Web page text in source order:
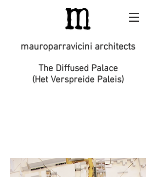
mauroparravicini architects
The Diffused Palace
(Het Verspreide Paleis)